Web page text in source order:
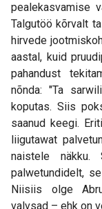
pealekasvamise
Talgutöö kõrvalt
hirvede
aastal, kuid
pahandust
nõnda: "Ta
koputas. Siis
saanud keegi.
liigutawat
naistele näkku.
palwetundidelt,
Niisiis olge
valvsad – ehk on